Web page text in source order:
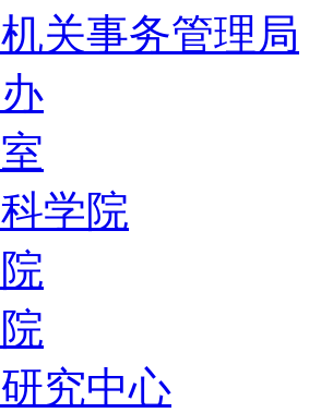
关事务管理局
学院
究中心